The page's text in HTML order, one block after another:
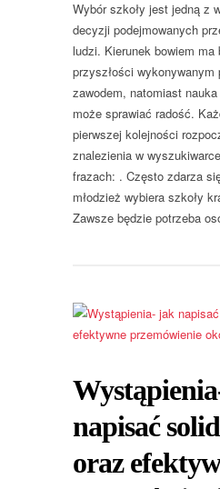
Wybór szkoły jest jedną z
decyzji podejmowanych
ludzi. Kierunek bowiem ma
przyszłości wykonywanym
zawodem, natomiast
może sprawiać radość.
pierwszej kolejności
znalezienia w
frazach: . Często zdarza
młodzież wybiera szkoły
Zawsze będzie potrzeba
napisać
oraz